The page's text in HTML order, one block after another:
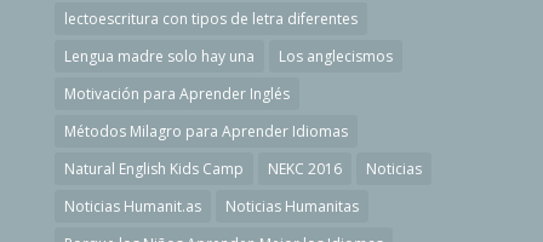
lectoescritura con tipos de letra diferentes
Lengua madre solo hay una
Los anglecismos
Motivación para Aprender Inglés
Métodos Milagro para Aprender Idiomas
Natural English Kids Camp
NEKC 2016
Noticias
Noticias Humanit.as
Noticias Humanitas